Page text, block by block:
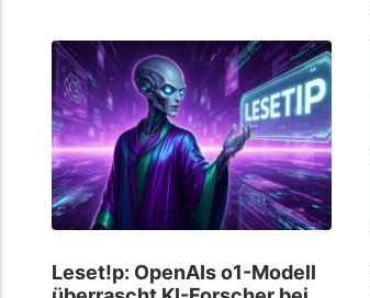
Leset!p: OpenAIs o1-Modell